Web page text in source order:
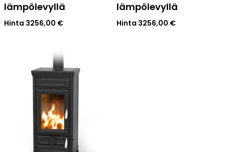
lämpölevyllä
Hinta 3256,00 €
lämpölevyllä
Hinta 3256,00 €